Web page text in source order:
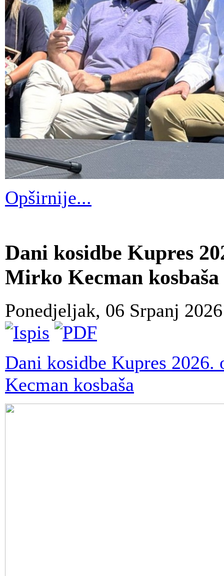
Opširnije...
Dani kosidbe Kupres
Mirko Kecman kosbaša
Ponedjeljak, 06 Srpanj
Dani kosidbe Kupres
Kecman kosbaša